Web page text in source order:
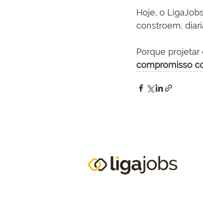
Hoje, o
constroem,
Porque projetar
compromisso